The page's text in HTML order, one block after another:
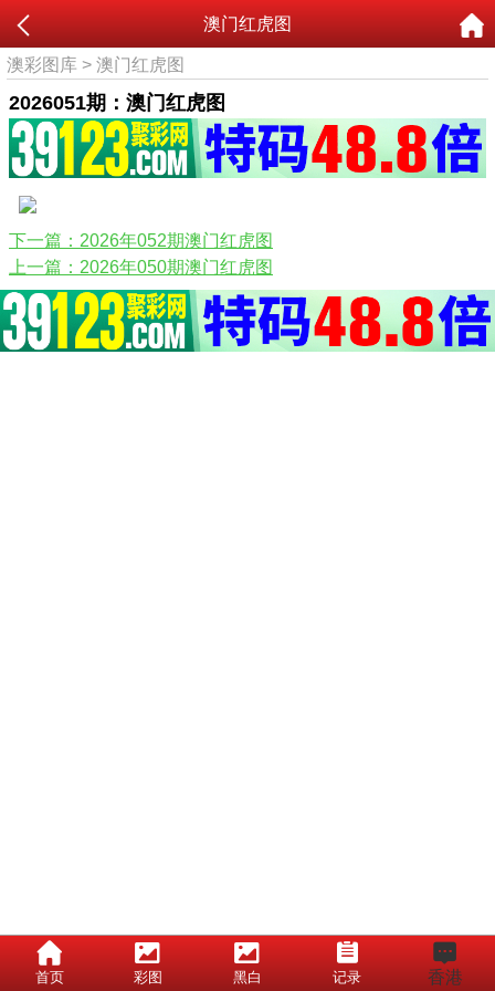
首页 彩图 黑白 记录 香港
澳门红虎图
澳彩图库 >澳门红虎图
2026051期：澳门红虎图
上一篇：2026年050期澳门红虎图